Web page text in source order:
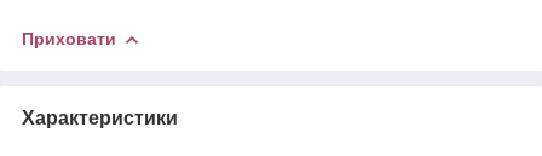
Приховати
Характеристики